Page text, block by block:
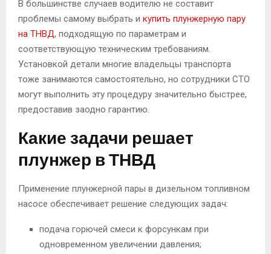
В большинстве случаев водителю не составит
проблемы самому выбрать и купить плунжерную пару
на ТНВД, подходящую по параметрам и
соответствующую техническим требованиям.
Установкой детали многие владельцы транспорта
тоже занимаются самостоятельно, но сотрудники СТО
могут выполнить эту процедуру значительно быстрее,
предоставив заодно гарантию.
Какие задачи решает
плунжер в ТНВД
Применение плунжерной пары в дизельном топливном
насосе обеспечивает решение следующих задач:
подача горючей смеси к форсункам при
одновременном увеличении давления;